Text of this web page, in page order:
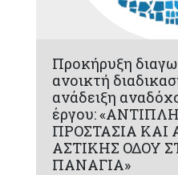
Προκήρυξη
ανοικτή
ανάδειξη
έργου:
ΠΡΟΣΤΑΣΙΑ
ΑΣΤΙΚΗΣ ΟΔΟΥ
ΠΑΝΑΓΙΑ»